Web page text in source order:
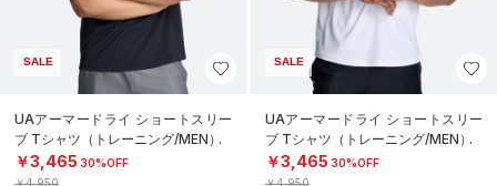
SALE
UAアーマードライ ショートスリー
ブ Tシャツ（トレーニング/MEN）
￥3,465 30%OFF
￥4,950
SALE
UAアーマードライ ショートスリー
ブ Tシャツ（トレーニング/MEN）
￥3,465 30%OFF
￥4,950